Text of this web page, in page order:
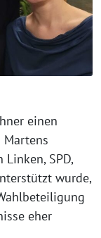
einen
SPD,
wurde,
eher